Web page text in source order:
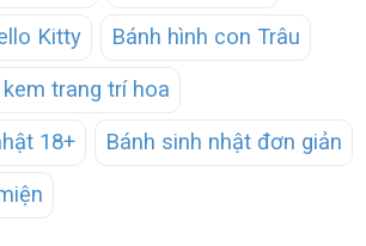
Kitty
Bánh hình con Trâu
trang trí hoa
18+
Bánh sinh nhật đơn giản